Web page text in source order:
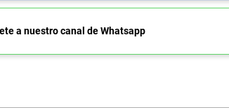
a nuestro canal de Whatsapp